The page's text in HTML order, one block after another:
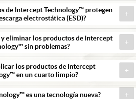
de Intercept Technology™ protegen
electrostática (ESD)?
y eliminar los productos de Intercept
sin problemas?
los productos de Intercept
en un cuarto limpio?
es una tecnología nueva?